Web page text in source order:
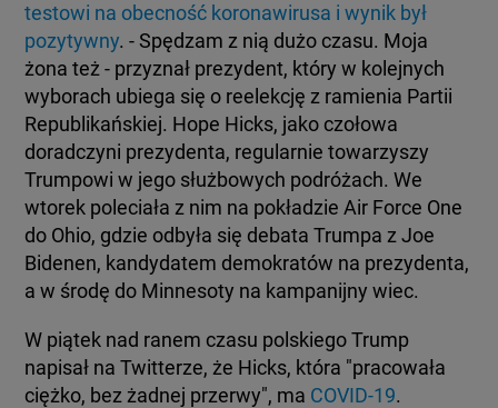
testowi na obecność koronawirusa i wynik był
pozytywny. - Spędzam z nią dużo czasu. Moja
żona też - przyznał prezydent, który w kolejnych
wyborach ubiega się o reelekcję z ramienia Partii
Republikańskiej. Hope Hicks, jako czołowa
doradczyni prezydenta, regularnie towarzyszy
Trumpowi w jego służbowych podróżach. We
wtorek poleciała z nim na pokładzie Air Force One
do Ohio, gdzie odbyła się debata Trumpa z Joe
Bidenen, kandydatem demokratów na prezydenta,
a w środę do Minnesoty na kampanijny wiec.
W piątek nad ranem czasu polskiego Trump
napisał na Twitterze, że Hicks, która "pracowała
ciężko, bez żadnej przerwy", ma COVID-19.